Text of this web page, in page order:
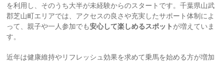
を利用し、そのうち大半が未経験からのスタートです。千葉県山武
郡芝山町エリアでは、アクセスの良さや充実したサポート体制によ
って、親子や一人参加でも安心して楽しめるスポット が増えていま
す。
近年は健康維持やリフレッシュ効果を求めて乗馬を始める方が増加